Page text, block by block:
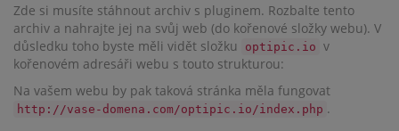
Zde si musíte stáhnout archiv s pluginem. Rozbalte tento
archiv a nahrajte jej na svůj web (do kořenové složky webu). V
důsledku toho byste měli vidět složku
optipic.io v
kořenovém adresáři webu s touto strukturou:
Na vašem webu by pak taková stránka měla fungovat
http://vase-domena.com/optipic.io/index.php .